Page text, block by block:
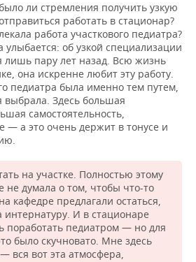
ли стремления получить узкую
работать в стационар?
работа участкового педиатра?
об узкой специализации
лишь пару лет назад. Всю жизнь
она искренне любит эту работу.
педиатра была именно тем путем,
выбрала. Здесь большая
самостоятельность,
— а это очень держит в тонусе и
на участке. Полностью этому
не думала о том, чтобы что-то
кафедре предлагали остаться,
интернатуру. И в стационаре
поработать педиатром — но для
было скучновато. Мне здесь
вся вот эта атмосфера,